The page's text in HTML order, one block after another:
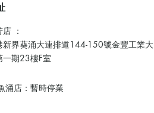
：
新界葵涌大連排道144-150號金豐工業大
一期23樓F室
涌店：暫時停業